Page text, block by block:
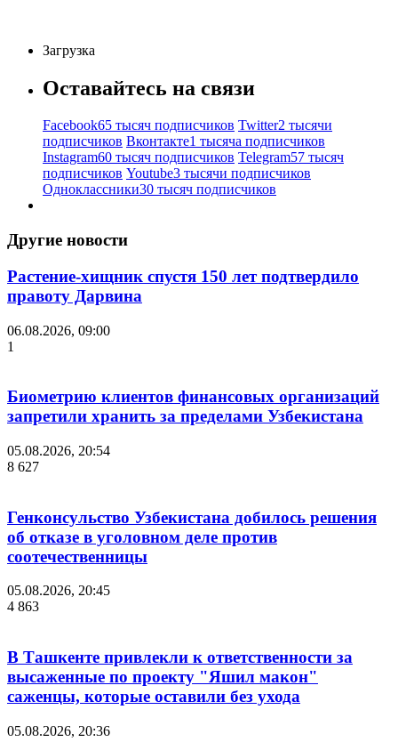
Загрузка
Оставайтесь на связи
Facebook65 тысяч подписчиков Twitter2 тысячи
подписчиков Вконтакте1 тысяча подписчиков
Instagram60 тысяч подписчиков Telegram57 тысяч
подписчиков Youtube3 тысячи подписчиков
Одноклассники30 тысяч подписчиков
Другие новости
Растение-хищник спустя 150 лет подтвердило
правоту Дарвина
06.08.2026, 09:00
1
Биометрию клиентов финансовых организаций
запретили хранить за пределами Узбекистана
05.08.2026, 20:54
8 627
Генконсульство Узбекистана добилось решения
об отказе в уголовном деле против
соотечественницы
05.08.2026, 20:45
4 863
В Ташкенте привлекли к ответственности за
высаженные по проекту "Яшил макон"
саженцы, которые оставили без ухода
05.08.2026, 20:36